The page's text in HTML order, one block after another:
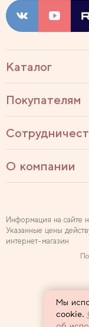
Каталог
Покупателям
О компании
Информация на сайте
Указанные цены
интернет-магазин
Мы
cookie.